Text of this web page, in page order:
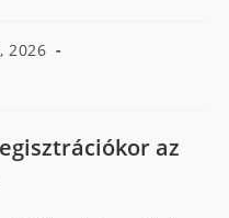
2026
az